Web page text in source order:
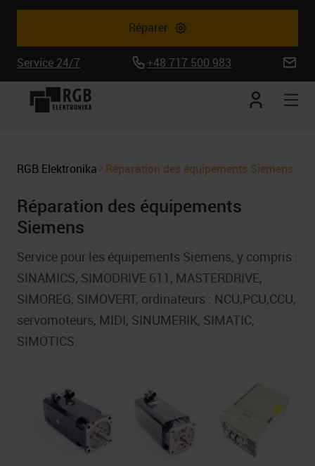
Réparer
Service 24/7 +48 717 500 983
Mon
RGB Elektronika
Réparation des équipements Siemens
Réparation des équipements
Siemens
Service pour les équipements Siemens, y compris :
SINAMICS, SIMODRIVE 611, MASTERDRIVE,
SIMOREG, SIMOVERT, ordinateurs : NCU,PCU,CCU,
servomoteurs, MIDI, SINUMERIK, SIMATIC,
SIMOTICS.